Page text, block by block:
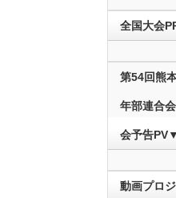
全国大会
第54回熊
年部連合
会予告PV▼
動画プロ